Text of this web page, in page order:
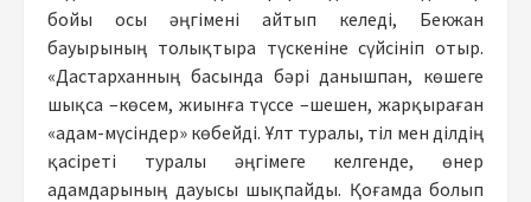
бойы осы әңгімені айтып келеді, Бекжан
бауырының толықтыра түскеніне сүйсініп отыр.
«Дастарханның басында бәрі данышпан, көшеге
шықса –көсем, жиынға түссе –шешен, жарқыраған
«адам-мүсіндер» көбейді. Ұлт туралы, тіл мен ділдің
қасіреті туралы әңгімеге келгенде, өнер
адамдарының дауысы шықпайды. Қоғамда болып